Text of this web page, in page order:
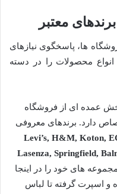
معتبر
ها، پاسخگوی نیازهای
محصولات را در دسته
عمده ای از فروشگاه
دارد. برندهای معروفی
Levi’s, H&M, Koton,
Lasenza, Springfield,
های خود را در اینجا
و اسپرت گرفته تا لباس